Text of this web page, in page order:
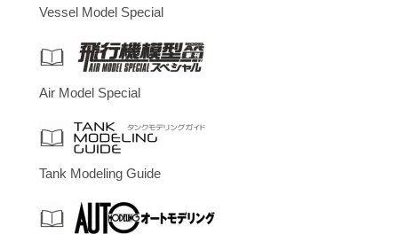
Vessel Model Special
Air Model Special
Tank Modeling Guide